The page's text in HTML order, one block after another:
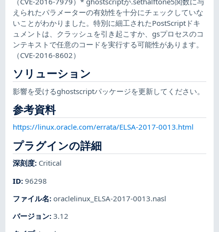
えられたパラメーターの有効性を十分にチェックしていな
いことがわかりました。特別に細工されたPostScriptドキ
ュメントは、クラッシュを引き起こすか、gsプロセスのコ
ンテキストで任意のコードを実行する可能性があります。
（CVE-2016-8602）
ソリューション
影響を受けるghostscriptパッケージを更新してください。
参考資料
https://linux.oracle.com/errata/ELSA-2017-0013.html
プラグインの詳細
深刻度: Critical
ID:96298
ファイル名: oraclelinux_ELSA-2017-0013.nasl
バージョン:3.12